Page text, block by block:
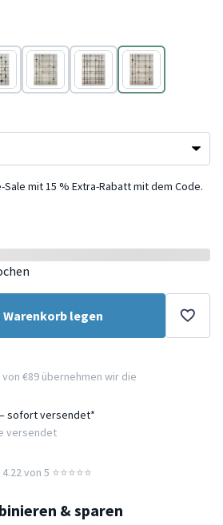
Grün Bunt
Terracotta
mit 15 % Extra-Rabatt mit dem Code.
Warenkorb legen
€89 übernehmen wir die
sofort versendet*
versendet
von 5 ⭐️⭐️⭐️⭐️⭐️
& sparen